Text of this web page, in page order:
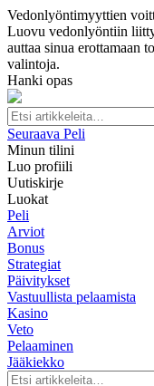
Vedonlyöntimyyttien
Luovu vedonlyöntiin
auttaa sinua erottamaan
valintoja.
Hanki opas
Seuraava Peli
Minun tilini
Luo profiili
Uutiskirje
Luokat
Peli
Arviot
Bonus
Strategiat
Päivitykset
Vastuullista pelaamista
Kasino
Veto
Pelaaminen
Jääkiekko